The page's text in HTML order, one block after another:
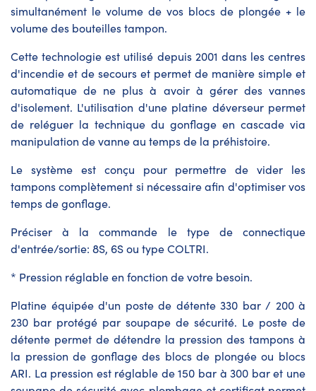
simultanément le volume de vos blocs de plongée + le
volume des bouteilles tampon.
Cette technologie est utilisé depuis 2001 dans les centres
d'incendie et de secours et permet de manière simple et
automatique de ne plus à avoir à gérer des vannes
d'isolement. L'utilisation d'une platine déverseur permet
de reléguer la technique du gonflage en cascade via
manipulation de vanne au temps de la préhistoire.
Le système est conçu pour permettre de vider les
tampons complètement si nécessaire afin d'optimiser vos
temps de gonflage.
Préciser à la commande le type de connectique
d'entrée/sortie: 8S, 6S ou type COLTRI.
* Pression réglable en fonction de votre besoin.
Platine équipée d'un poste de détente 330 bar / 200 à
230 bar protégé par soupape de sécurité. Le poste de
détente permet de détendre la pression des tampons à
la pression de gonflage des blocs de plongée ou blocs
ARI. La pression est réglable de 150 bar à 300 bar et une